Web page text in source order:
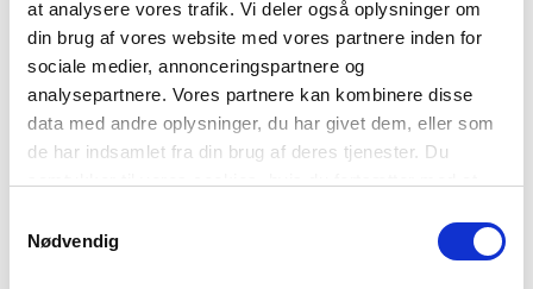
at analysere vores trafik. Vi deler også oplysninger om
din brug af vores website med vores partnere inden for
sociale medier, annonceringspartnere og
analysepartnere. Vores partnere kan kombinere disse
data med andre oplysninger, du har givet dem, eller som
de har indsamlet fra din brug af deres tjenester. Du
Nødvendig